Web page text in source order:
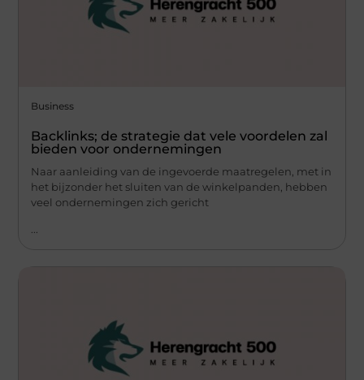
Business
Backlinks; de strategie dat vele voordelen zal
bieden voor ondernemingen
Naar aanleiding van de ingevoerde maatregelen, met in
het bijzonder het sluiten van de winkelpanden, hebben
veel ondernemingen zich gericht